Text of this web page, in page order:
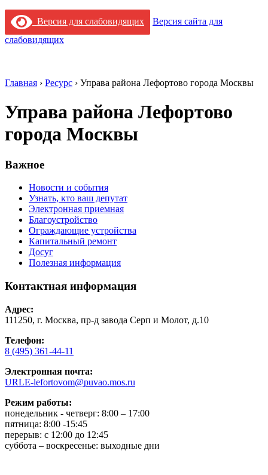
Версия для слабовидящих
Версия сайта для
слабовидящих
Главная › Ресурс › Управа района Лефортово города Москвы
Управа района Лефортово
города Москвы
Важное
Новости и события
Узнать, кто ваш депутат
Электронная приемная
Благоустройство
Ограждающие устройства
Капитальный ремонт
Досуг
Полезная информация
Контактная информация
Адрес:
111250, г. Москва, пр-д завода Серп и Молот, д.10
Телефон:
8 (495) 361-44-11
Электронная почта:
URLE-lefortovom@puvao.mos.ru
Режим работы:
понедельник - четверг: 8:00 – 17:00
пятница: 8:00 -15:45
перерыв: с 12:00 до 12:45
суббота – воскресенье: выходные дни